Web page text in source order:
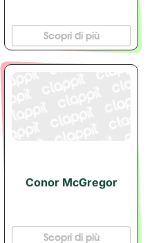
Scopri di più
Conor McGregor
Scopri di più